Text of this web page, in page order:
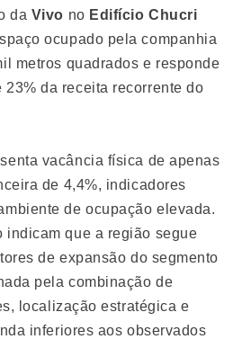
da Vivo no Edifício Chucri
ocupado pela companhia
metros quadrados e responde
23% da receita recorrente do
vacância física de apenas
de 4,4%, indicadores
de ocupação elevada.
indicam que a região segue
de expansão do segmento
pela combinação de
localização estratégica e
inferiores aos observados